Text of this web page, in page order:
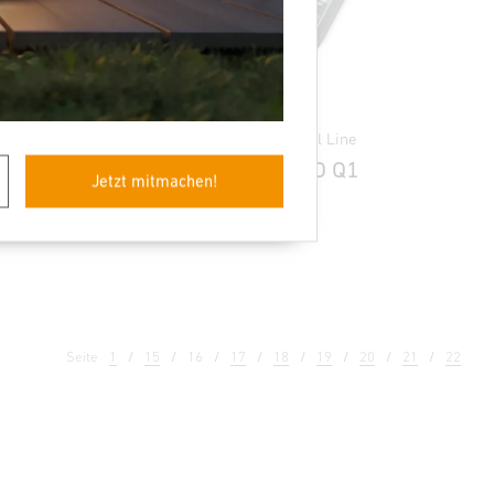
Jetzt mitmachen!
Zubehör - Professional Line
RC10 für RS PRO Q1
Seite 1 15 16 17 18 19 20 21 22